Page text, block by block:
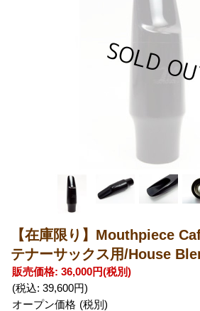
【在庫限り】Mouthpiece
テナーサックス用/House
販売価格: 36,000円(税別)
(税込: 39,600円)
オープン価格